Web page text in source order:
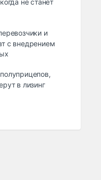
не станет
и
с внедрением
в лизинг